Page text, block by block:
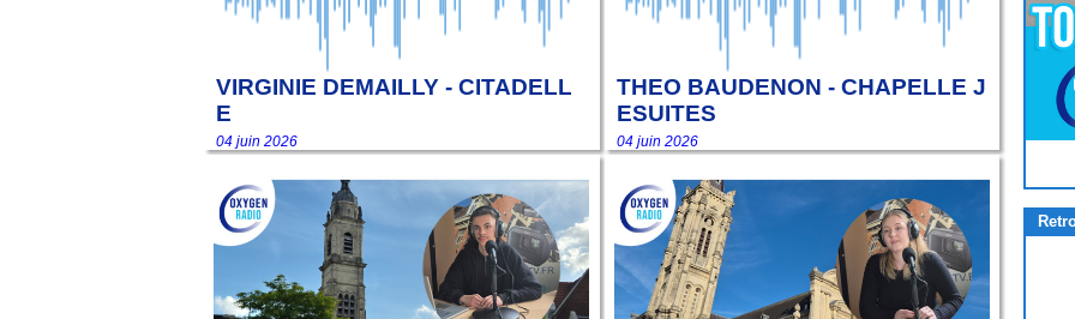
VIRGINIE DEMAILLY - CITADELL
E
04 juin 2026
THEO BAUDENON - CHAPELLE J
ESUITES
04 juin 2026
PourJouer cliquez-ici